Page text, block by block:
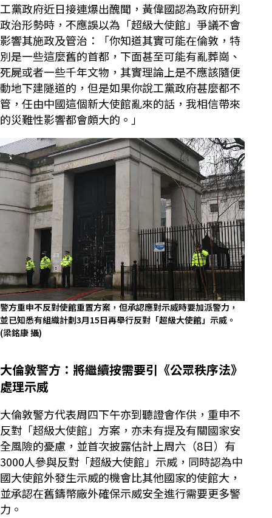
工黨政府近日接連爆出醜聞，黃偉國認為政府研判
政治形勢時，不應誤以為「超級大使館」爭議不會
影響其施政及管治：「你知道其實可能在倫敦，特
別是一些這麼舊的首都，下面甚至可能有亂葬崗、
死屍或者一些千年文物，其實理論上是不應該隨便
動地下建隧道的，但是如果你說工黨政府甚麼都不
管，任由中國這個新大使館亂來的話，我相信帶來
的災難性影響都會頗大的。」
警方重申不反對使館重置方案，但承認應對示威時要加派警力，
並已知悉有組織計劃3月15日再舉行反對「超級大使館」示威。
(梁銘康 攝)
大倫敦警方：將繼續按需要引《公眾秩序法》
處理示威
大倫敦警方代表周四下午亦到聽證會作供，重申不
反對「超級大使館」方案，亦未有提及有關國家安
全風險的憂慮，並首次披露估計上周六（8日）有
3000人參與反對「超級大使館」示威，同時認為中
國大使館外發生示威的機會比其他國家的使館大，
並承認在舊鑄幣廠外確保示威安全進行需要更多警
力。